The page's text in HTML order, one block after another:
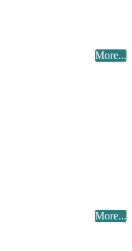
More...
More...